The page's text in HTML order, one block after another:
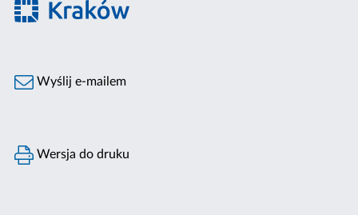
Wyślij e-mailem
Wersja do druku